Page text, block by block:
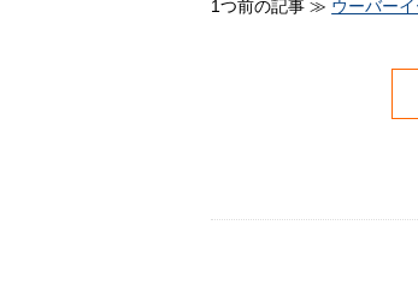
1つ前の記事 ≫ ウーバー